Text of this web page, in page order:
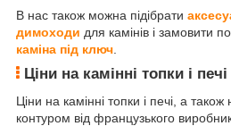
В нас також можна підібрати
димоходи для камінів і замовити
каміна під ключ
Ціни на камінні топки і
Ціни на камінні топки і печі, а
контуром від французького